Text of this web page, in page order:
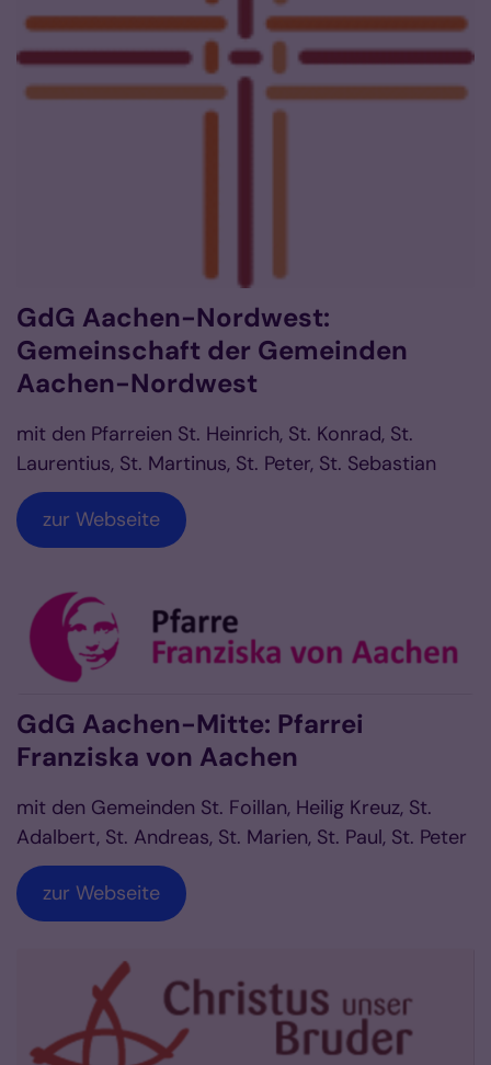
GdG Aachen-Nordwest:
Gemeinschaft der Gemeinden
Aachen-Nordwest
mit den Pfarreien St. Heinrich, St. Konrad, St.
Laurentius, St. Martinus, St. Peter, St. Sebastian
zur Webseite
GdG Aachen-Mitte: Pfarrei
Franziska von Aachen
mit den Gemeinden St. Foillan, Heilig Kreuz, St.
Adalbert, St. Andreas, St. Marien, St. Paul, St. Peter
zur Webseite